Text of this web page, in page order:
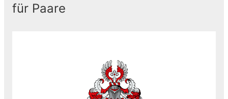
für Paare